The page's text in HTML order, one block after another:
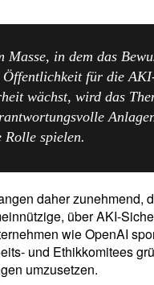
Masse, in dem das
Öffentlichkeit für die
wächst, wird das
Rolle spielen.
daher zunehmend,
über AKI-
wie OpenAI
und Ethikkomitees
umzusetzen.